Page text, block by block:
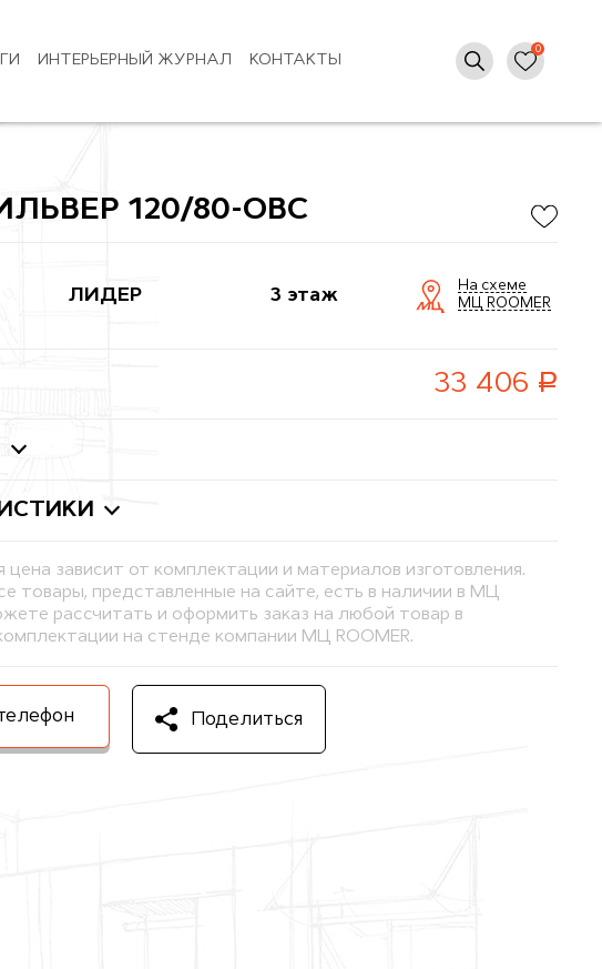
ИНТЕРЬЕРНЫЙ ЖУРНАЛ КОНТАКТЫ
120/80-ОВС
ЛИДЕР 3 этаж
На схеме
МЦ ROOMER
33 406 руб.
цена зависит от комплектации и материалов изготовления.
товары, представленные на сайте, есть в наличии в МЦ
рассчитать и оформить заказ на любой товар в
на стенде компании МЦ ROOMER.
Поделиться